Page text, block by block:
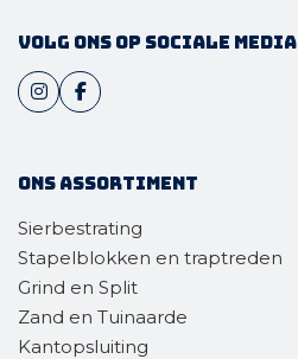
Volg ons op sociale media
Ons assortiment
Sierbestrating
Stapelblokken en traptreden
Grind en Split
Zand en Tuinaarde
Kantopsluiting